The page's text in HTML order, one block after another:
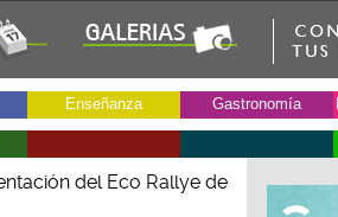
Enseñanza Gastronomía
del Eco Rallye de